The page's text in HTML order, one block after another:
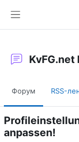
Форум RSS-
anpassen!